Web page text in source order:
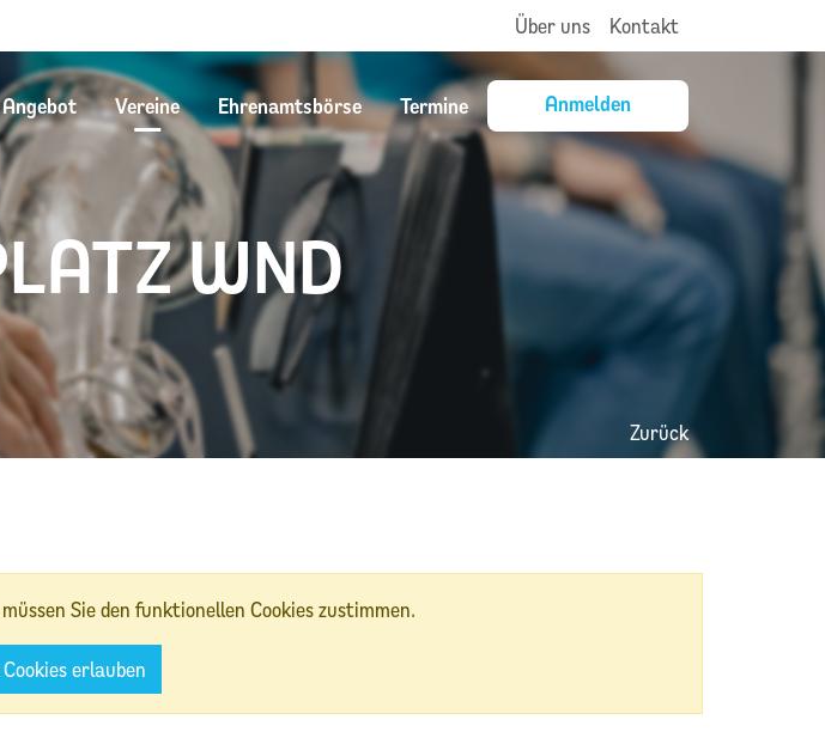
Über uns Kontakt
Vereine Ehrenamtsbörse Termine Anmelden
WND
Zurück
Sie den funktionellen Cookies zustimmen.
erlauben